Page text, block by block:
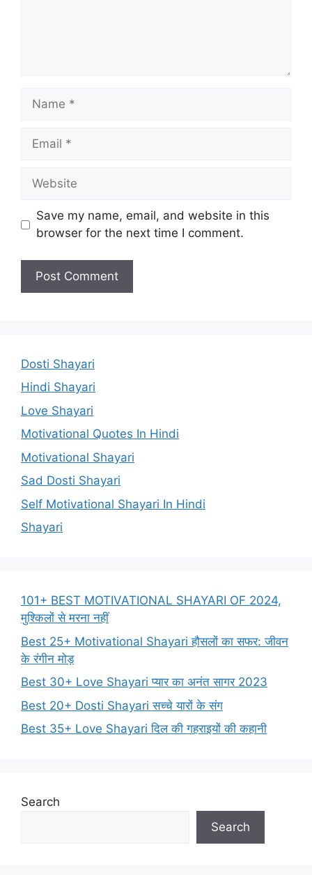
Name
Email
Website
Save my name, email, and website in this
browser for the next time I comment.
Dosti Shayari
Hindi Shayari
Love Shayari
Motivational Quotes In Hindi
Motivational Shayari
Sad Dosti Shayari
Self Motivational Shayari In Hindi
Shayari
101+ BEST MOTIVATIONAL SHAYARI OF 2024,
मुश्किलों से मरना नहीं
Best 25+ Motivational Shayari हौसलों का सफर: जीवन
के रंगीन मोड़
Best 30+ Love Shayari प्यार का अनंत सागर 2023
Best 20+ Dosti Shayari सच्चे यारों के संग
Best 35+ Love Shayari दिल की गहराइयों की कहानी
Search
Search